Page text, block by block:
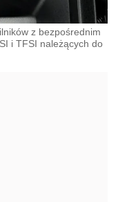
z bezpośrednim
i TFSI należących do